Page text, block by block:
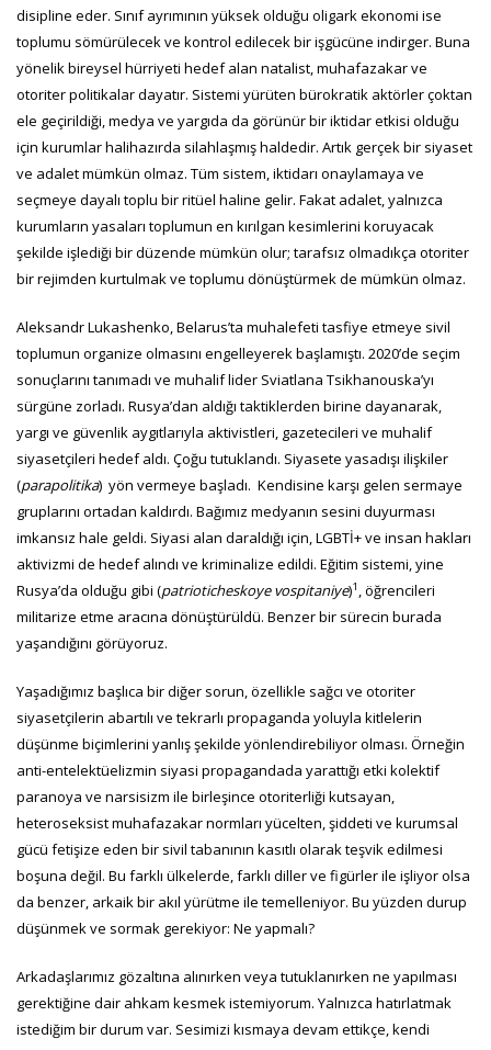
disipline eder. Sınıf ayrımının yüksek olduğu oligark ekonomi ise
toplumu sömürülecek ve kontrol edilecek bir işgücüne indirger. Buna
yönelik bireysel hürriyeti hedef alan natalist, muhafazakar ve
otoriter politikalar dayatır. Sistemi yürüten bürokratik aktörler çoktan
ele geçirildiği, medya ve yargıda da görünür bir iktidar etkisi olduğu
için kurumlar halihazırda silahlaşmış haldedir. Artık gerçek bir siyaset
ve adalet mümkün olmaz. Tüm sistem, iktidarı onaylamaya ve
seçmeye dayalı toplu bir ritüel haline gelir. Fakat adalet, yalnızca
kurumların yasaları toplumun en kırılgan kesimlerini koruyacak
şekilde işlediği bir düzende mümkün olur; tarafsız olmadıkça otoriter
bir rejimden kurtulmak ve toplumu dönüştürmek de mümkün olmaz.
Aleksandr Lukashenko, Belarus’ta muhalefeti tasfiye etmeye sivil
toplumun organize olmasını engelleyerek başlamıştı. 2020’de seçim
sonuçlarını tanımadı ve muhalif lider Sviatlana Tsikhanouska’yı
sürgüne zorladı. Rusya’dan aldığı taktiklerden birine dayanarak,
yargı ve güvenlik aygıtlarıyla aktivistleri, gazetecileri ve muhalif
siyasetçileri hedef aldı. Çoğu tutuklandı. Siyasete yasadışı ilişkiler
(parapolitika) yön vermeye başladı. Kendisine karşı gelen sermaye
gruplarını ortadan kaldırdı. Bağımız medyanın sesini duyurması
imkansız hale geldi. Siyasi alan daraldığı için, LGBTİ+ ve insan hakları
aktivizmi de hedef alındı ve kriminalize edildi. Eğitim sistemi, yine
Rusya’da olduğu gibi (patrioticheskoye vospitaniye)1 , öğrencileri
militarize etme aracına dönüştürüldü. Benzer bir sürecin burada
yaşandığını görüyoruz.
Yaşadığımız başlıca bir diğer sorun, özellikle sağcı ve otoriter
siyasetçilerin abartılı ve tekrarlı propaganda yoluyla kitlelerin
düşünme biçimlerini yanlış şekilde yönlendirebiliyor olması. Örneğin
anti-entelektüelizmin siyasi propagandada yarattığı etki kolektif
paranoya ve narsisizm ile birleşince otoriterliği kutsayan,
heteroseksist muhafazakar normları yücelten, şiddeti ve kurumsal
gücü fetişize eden bir sivil tabanının kasıtlı olarak teşvik edilmesi
boşuna değil. Bu farklı ülkelerde, farklı diller ve figürler ile işliyor olsa
da benzer, arkaik bir akıl yürütme ile temelleniyor. Bu yüzden durup
düşünmek ve sormak gerekiyor: Ne yapmalı?
Arkadaşlarımız gözaltına alınırken veya tutuklanırken ne yapılması
gerektiğine dair ahkam kesmek istemiyorum. Yalnızca hatırlatmak
istediğim bir durum var. Sesimizi kısmaya devam ettikçe, kendi